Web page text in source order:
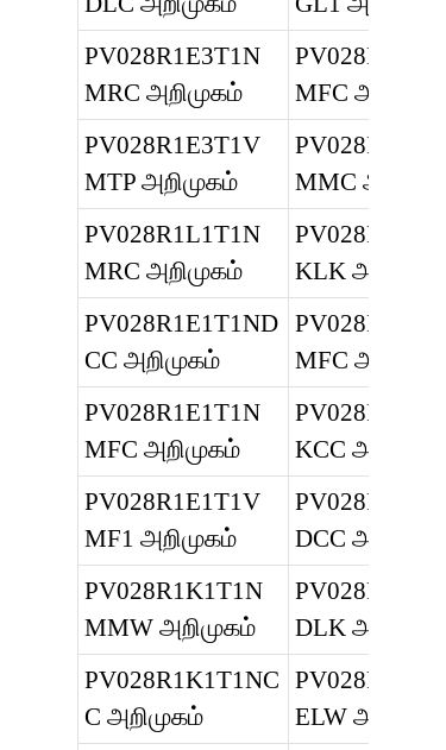
PV028R1E3T1N
MRC அறிமுகம்
MFC அறிமுகம்
PV028R1E3T1V
MTP அறிமுகம்
MMC அறிமுகம்
PV028R1L1T1N
MRC அறிமுகம்
KLK அறிமுகம்
PV028R1E1T1ND
CC அறிமுகம்
MFC அறிமுகம்
PV028R1E1T1N
MFC அறிமுகம்
KCC அறிமுகம்
PV028R1E1T1V
MF1 அறிமுகம்
DCC அறிமுகம்
PV028R1K1T1N
MMW அறிமுகம்
DLK அறிமுகம்
PV028R1K1T1NC
C அறிமுகம்
ELW அறிமுகம்